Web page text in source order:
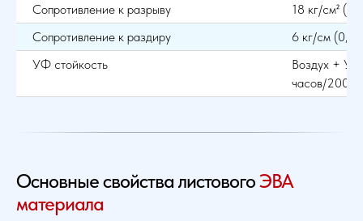
Сопротивление к разрыву
18 кг/см²
Сопротивление к раздиру
6 кг/см (0,6
УФ стойкость
Воздух +
часов/200
Основные свойства листовогоЭВА
материала